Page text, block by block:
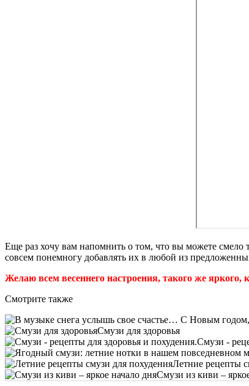
Еще раз хочу вам напомнить о том, что вы можете смело
совсем понемногу добавлять их в любой из
Желаю всем весеннего настроения, такого же яркого,
Смотрите также
Смузи для здоровья
Смузи -
Летние рецепты
Смузи из киви –